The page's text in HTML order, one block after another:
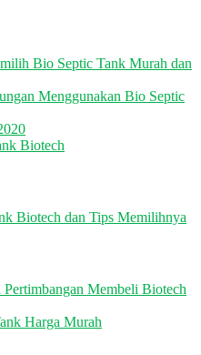
Bio Septic Tank Murah dan
Menggunakan Bio Septic
Biotech
Biotech dan Tips Memilihnya
Membeli Biotech
Harga Murah